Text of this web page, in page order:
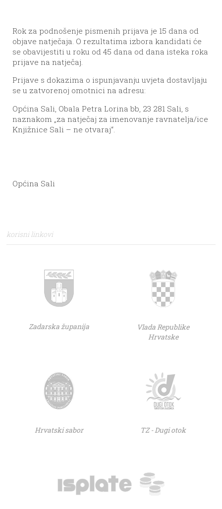
Rok za podnošenje pismenih prijava je 15 dana od
objave natječaja. O rezultatima izbora kandidati će
se obavijestiti u roku od 45 dana od dana isteka roka
prijave na natječaj.
Prijave s dokazima o ispunjavanju uvjeta dostavljaju
se u zatvorenoj omotnici na adresu:
Općina Sali, Obala Petra Lorina bb, 23 281 Sali, s
naznakom „za natječaj za imenovanje ravnatelja/ice
Knjižnice Sali – ne otvaraj“.
Općina Sali
korisni linkovi
Zadarska županija
Vlada Republike
Hrvatske
Hrvatski sabor TZ - Dugi otok